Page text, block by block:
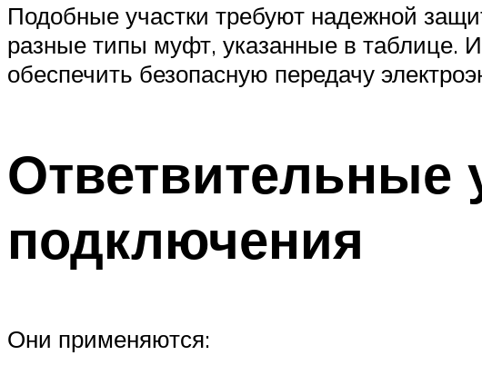
Подобные участки требуют надежной
разные типы муфт, указанные в таблице.
обеспечить безопасную передачу
Ответвительные
подключения
Они применяются: